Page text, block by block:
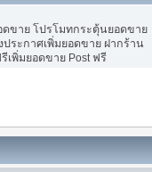
ดขาย โปรโมทกระตุ้นยอดขาย
ระกาศเพิ่มยอดขาย ฝากร้าน
เพิ่มยอดขาย Post ฟรี